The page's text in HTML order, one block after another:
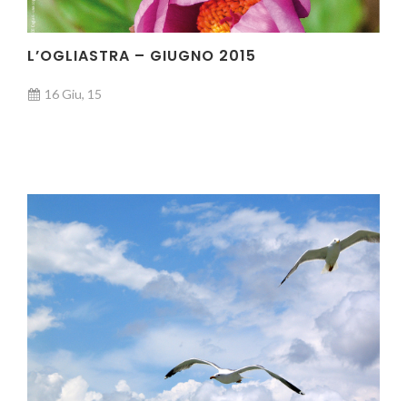
L’OGLIASTRA – GIUGNO 2015
16 Giu, 15